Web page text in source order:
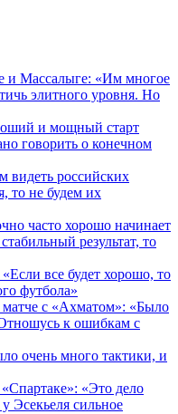
и Массалыге: «Им многое
элитного уровня. Но
и мощный старт
говорить о конечном
видеть российских
то не будем их
часто хорошо начинает
результат, то
все будет хорошо, то
футбола»
с «Ахматом»: «Было
к ошибкам с
очень много тактики, и
«Это дело
Эсекьеля сильное